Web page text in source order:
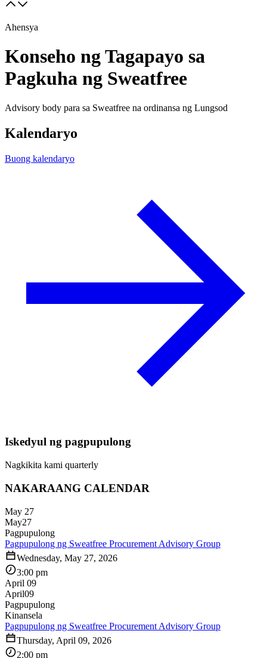
Ahensya
Konseho ng Tagapayo sa
Pagkuha ng Sweatfree
Advisory body para sa Sweatfree na ordinansa ng Lungsod
Kalendaryo
Buong kalendaryo
Iskedyul ng pagpupulong
Nagkikita kami quarterly
NAKARAANG CALENDAR
May 27
May27
Pagpupulong
Pagpupulong ng Sweatfree Procurement Advisory Group
Wednesday, May 27, 2026
3:00 pm
April 09
April09
Pagpupulong
Kinansela
Pagpupulong ng Sweatfree Procurement Advisory Group
Thursday, April 09, 2026
2:00 pm